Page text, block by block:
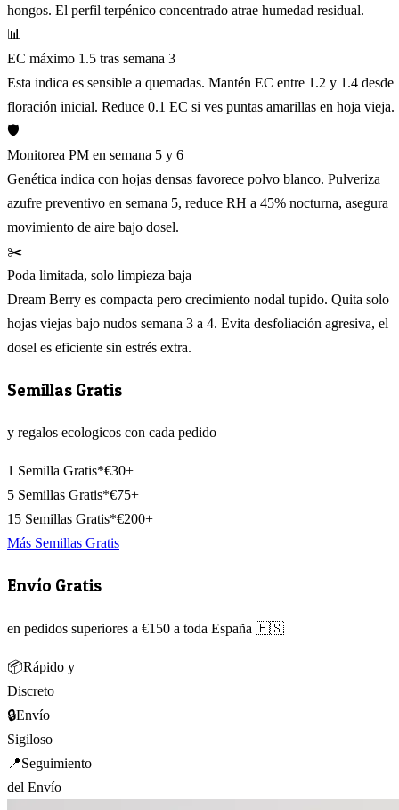
hongos. El perfil terpénico concentrado atrae humedad residual.
📊
EC máximo 1.5 tras semana 3
Esta indica es sensible a quemadas. Mantén EC entre 1.2 y 1.4 desde
floración inicial. Reduce 0.1 EC si ves puntas amarillas en hoja vieja.
🛡️
Monitorea PM en semana 5 y 6
Genética indica con hojas densas favorece polvo blanco. Pulveriza
azufre preventivo en semana 5, reduce RH a 45% nocturna, asegura
movimiento de aire bajo dosel.
✂️
Poda limitada, solo limpieza baja
Dream Berry es compacta pero crecimiento nodal tupido. Quita solo
hojas viejas bajo nudos semana 3 a 4. Evita desfoliación agresiva, el
dosel es eficiente sin estrés extra.
Semillas Gratis
y regalos ecologicos con cada pedido
1 Semilla Gratis*€30+
5 Semillas Gratis*€75+
15 Semillas Gratis*€200+
Más Semillas Gratis
Envío Gratis
en pedidos superiores a €150 a toda España 🇪🇸
📦Rápido y
Discreto
🔒Envío
Sigiloso
📍Seguimiento
del Envío